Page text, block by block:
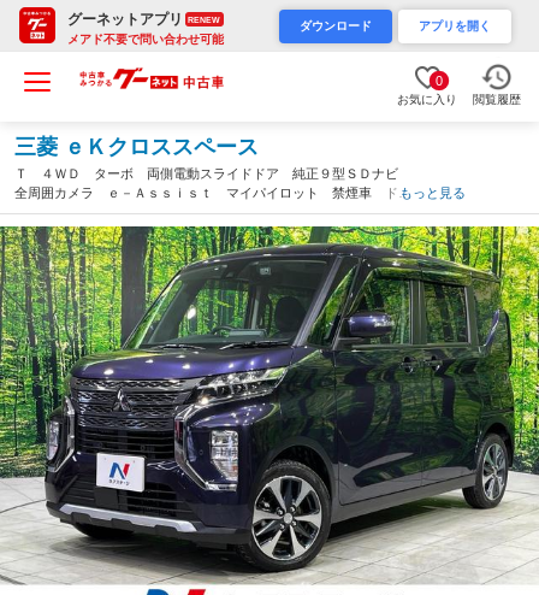
グーネットアプリ RENEW
メアド不要で問い合わせ可能
ダウンロード アプリを開く
0
お気に入り 閲覧履歴
三菱 ｅＫクロススペース
Ｔ ４ＷＤ ターボ 両側電動スライドドア 純正９型ＳＤナビ
全周囲カメラ ｅ－Ａｓｓｉｓｔ マイパイロット 禁煙車 ドラ
レコ コーナーセンサー スマートキー ＬＥＤヘッド ＥＴＣ
純正１５インチＡＷ（岩手県）
もっと見る